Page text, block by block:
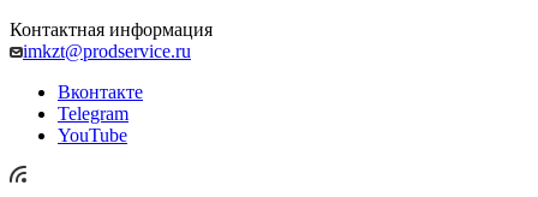
Контактная информация
imkzt@prodservice.ru
Вконтакте
Telegram
YouTube